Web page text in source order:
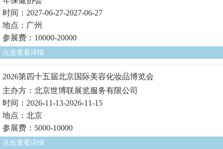
时间：2027-06-27-2027-06-27
地点：广州
参展费：10000-20000
点击查看详情
2026第四十五届北京国际美容化妆品博览会
主办方：北京世博联展览服务有限公司
时间：2026-11-13-2026-11-15
地点：北京
参展费：5000-10000
点击查看详情